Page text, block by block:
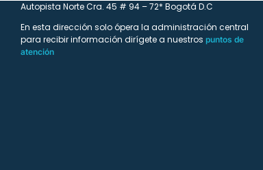
Autopista Norte Cra. 45 # 94 – 72* Bogotá D.C
En esta dirección solo ópera la administración central
para recibir información dirígete a nuestros puntos de
atención